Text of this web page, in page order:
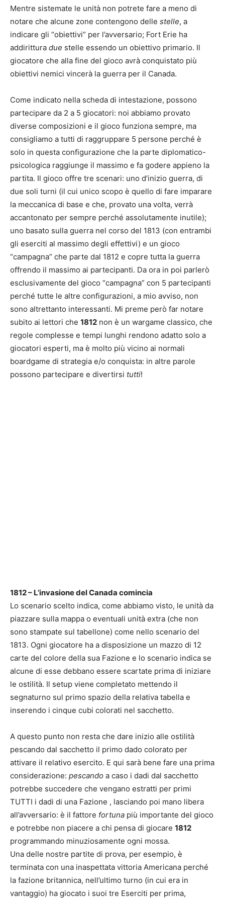
Mentre sistemate le unità non potrete fare a meno di
notare che alcune zone contengono delle stelle, a
indicare gli “obiettivi” per l’avversario; Fort Erie ha
addirittura due stelle essendo un obiettivo primario. Il
giocatore che alla fine del gioco avrà conquistato più
obiettivi nemici vincerà la guerra per il Canada.
Come indicato nella scheda di intestazione, possono
partecipare da 2 a 5 giocatori: noi abbiamo provato
diverse composizioni e il gioco funziona sempre, ma
consigliamo a tutti di raggruppare 5 persone perché è
solo in questa configurazione che la parte diplomatico-
psicologica raggiunge il massimo e fa godere appieno la
partita. Il gioco offre tre scenari: uno d’inizio guerra, di
due soli turni (il cui unico scopo è quello di fare imparare
la meccanica di base e che, provato una volta, verrà
accantonato per sempre perché assolutamente inutile);
uno basato sulla guerra nel corso del 1813 (con entrambi
gli eserciti al massimo degli effettivi) e un gioco
“campagna” che parte dal 1812 e copre tutta la guerra
offrendo il massimo ai partecipanti. Da ora in poi parlerò
esclusivamente del gioco “campagna” con 5 partecipanti
perché tutte le altre configurazioni, a mio avviso, non
sono altrettanto interessanti. Mi preme però far notare
subito ai lettori che 1812 non è un wargame classico, che
regole complesse e tempi lunghi rendono adatto solo a
giocatori esperti, ma è molto più vicino ai normali
boardgame di strategia e/o conquista: in altre parole
possono partecipare e divertirsi tutti!
1812 – L’invasione del Canada comincia
Lo scenario scelto indica, come abbiamo visto, le unità da
piazzare sulla mappa o eventuali unità extra (che non
sono stampate sul tabellone) come nello scenario del
1813. Ogni giocatore ha a disposizione un mazzo di 12
carte del colore della sua Fazione e lo scenario indica se
alcune di esse debbano essere scartate prima di iniziare
le ostilità. Il setup viene completato mettendo il
segnaturno sul primo spazio della relativa tabella e
inserendo i cinque cubi colorati nel sacchetto.
A questo punto non resta che dare inizio alle ostilità
pescando dal sacchetto il primo dado colorato per
attivare il relativo esercito. E qui sarà bene fare una prima
considerazione: pescando a caso i dadi dal sacchetto
potrebbe succedere che vengano estratti per primi
TUTTI i dadi di una Fazione , lasciando poi mano libera
all’avversario: è il fattore fortuna più importante del gioco
e potrebbe non piacere a chi pensa di giocare 1812
programmando minuziosamente ogni mossa.
Una delle nostre partite di prova, per esempio, è
terminata con una inaspettata vittoria Americana perché
la fazione britannica, nell’ultimo turno (in cui era in
vantaggio) ha giocato i suoi tre Eserciti per prima,